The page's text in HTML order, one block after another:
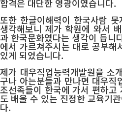
합격은 대단한 영광이였습니다.
또한 한글이해력이 한국사람
생각해보니 제가 학원에 와서
과 한국문화였다는 생각이 듭니
에서 가르쳐주시는 대로 공부
있게 되었습니다.
제가 대우직업능력개발원을 소
구나 아는분들과 만나면 대우직
조선족들이 한국에 가서 편하고
도 배울 수 있는 진정한 교육기
다.